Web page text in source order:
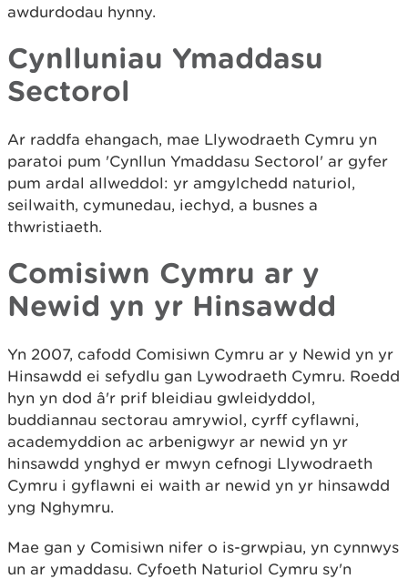
awdurdodau hynny.
Cynlluniau Ymaddasu
Sectorol
Ar raddfa ehangach, mae Llywodraeth Cymru yn
paratoi pum 'Cynllun Ymaddasu Sectorol' ar gyfer
pum ardal allweddol: yr amgylchedd naturiol,
seilwaith, cymunedau, iechyd, a busnes a
thwristiaeth.
Comisiwn Cymru ar y
Newid yn yr Hinsawdd
Yn 2007, cafodd Comisiwn Cymru ar y Newid yn yr
Hinsawdd ei sefydlu gan Lywodraeth Cymru. Roedd
hyn yn dod â'r prif bleidiau gwleidyddol,
buddiannau sectorau amrywiol, cyrff cyflawni,
academyddion ac arbenigwyr ar newid yn yr
hinsawdd ynghyd er mwyn cefnogi Llywodraeth
Cymru i gyflawni ei waith ar newid yn yr hinsawdd
yng Nghymru.
Mae gan y Comisiwn nifer o is-grwpiau, yn cynnwys
un ar ymaddasu. Cyfoeth Naturiol Cymru sy'n